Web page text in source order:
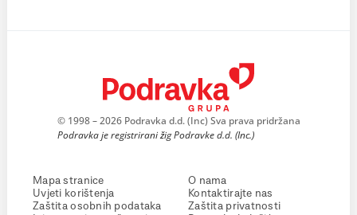
© 1998 – 2026 Podravka d.d. (Inc) Sva prava pridržana
Podravka je registrirani žig Podravke d.d. (Inc.)
Mapa stranice
Uvjeti korištenja
Zaštita osobnih podataka
O nama
Kontaktirajte nas
Zaštita privatnosti